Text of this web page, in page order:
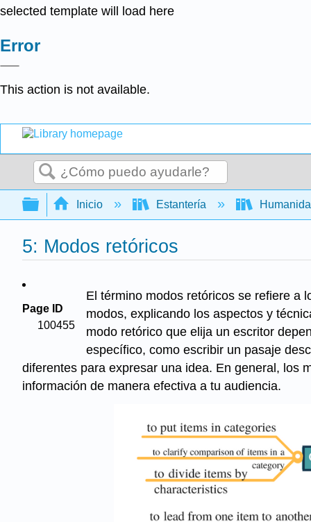
selected template will load here
Error
This action is not available.
Buscar
Expandir/contraer jerarquía global
Inicio Estantería
5: Modos retóricos
Page ID
100455
El término modos retóricos se refiere a
modos, explicando los aspectos y
modo retórico que elija un escritor
específico, como escribir un pasaje
diferentes para expresar una idea. En general, los
información de manera efectiva a tu audiencia.